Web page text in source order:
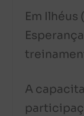
Em Ilhéus
A